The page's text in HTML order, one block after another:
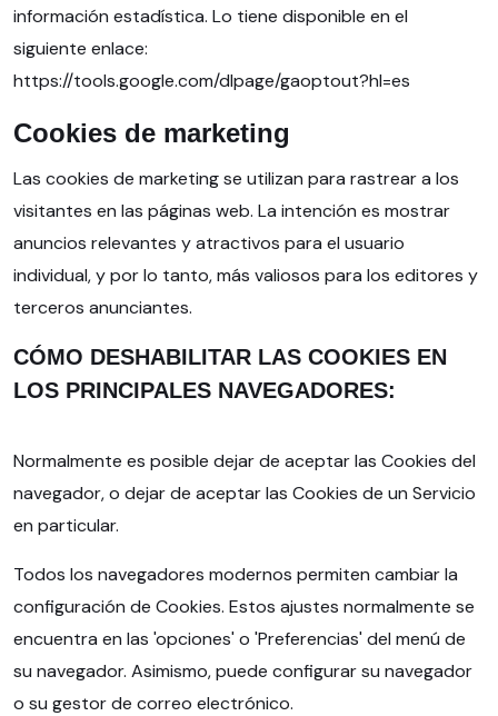
información estadística. Lo tiene disponible en el
siguiente enlace:
https://tools.google.com/dlpage/gaoptout?hl=es
Cookies de marketing
Las cookies de marketing se utilizan para rastrear a los
visitantes en las páginas web. La intención es mostrar
anuncios relevantes y atractivos para el usuario
individual, y por lo tanto, más valiosos para los editores y
terceros anunciantes.
CÓMO DESHABILITAR LAS COOKIES EN
LOS PRINCIPALES NAVEGADORES:
Normalmente es posible dejar de aceptar las Cookies del
navegador, o dejar de aceptar las Cookies de un Servicio
en particular.
Todos los navegadores modernos permiten cambiar la
configuración de Cookies. Estos ajustes normalmente se
encuentra en las 'opciones' o 'Preferencias' del menú de
su navegador. Asimismo, puede configurar su navegador
o su gestor de correo electrónico.